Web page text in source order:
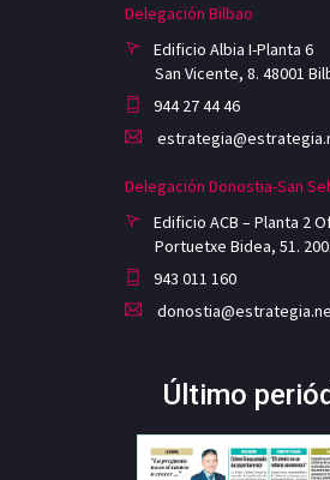
Delegación Bilbao
Edificio Albia I-Planta 6
San Vicente, 8. 48001
944 27 44 46
Delegación Donostia-San
Edificio ACB – Planta 2
Portuetxe Bidea, 51.
943 011 160
Último